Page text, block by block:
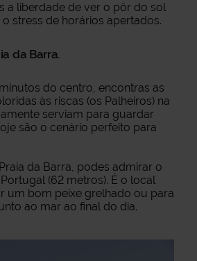
a liberdade de ver o pôr do sol
stress de horários apertados.
da Barra.
do centro, encontras as
às riscas (os Palheiros) na
serviam para guardar
são o cenário perfeito para
da Barra, podes admirar o
(62 metros). É o local
um bom peixe grelhado ou para
ao mar ao final do dia.